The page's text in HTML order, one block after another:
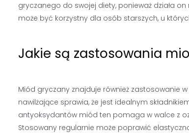
gryczanego do swojej diety, ponieważ działa
może być korzystny dla osób starszych, u
Jakie są zastosowania
Miód gryczany znajduje również zastosowanie
nawilżające sprawia, że jest idealnym
antyoksydantów miód ten pomaga w walce z
Stosowany regularnie może poprawić